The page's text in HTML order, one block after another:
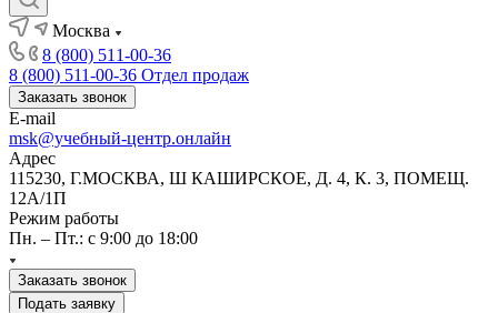
Москва
8 (800) 511-00-36
8 (800) 511-00-36 Отдел продаж
Заказать звонок
E-mail
msk@учебный-центр.онлайн
Адрес
115230, Г.МОСКВА, Ш КАШИРСКОЕ, Д. 4, К. 3, ПОМЕЩ.
12А/1П
Режим работы
Пн. – Пт.: с 9:00 до 18:00
Заказать звонок
Подать заявку